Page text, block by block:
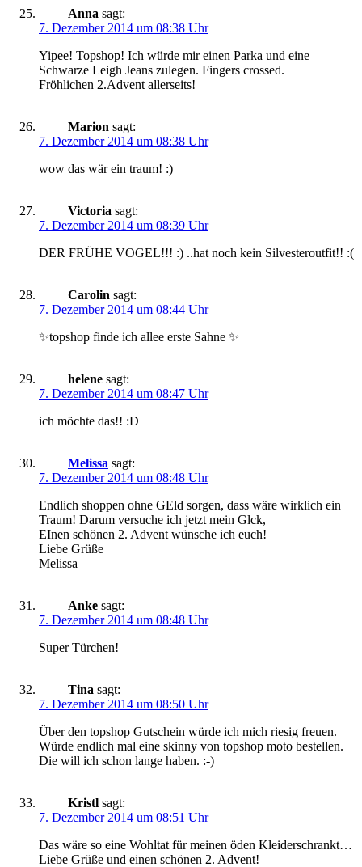
Anna sagt:
7. Dezember 2014 um 08:38 Uhr
Yipee! Topshop! Ich würde mir einen Parka und eine
Schwarze Leigh Jeans zulegen. Fingers crossed.
Fröhlichen 2.Advent allerseits!
Marion sagt:
7. Dezember 2014 um 08:38 Uhr
wow das wär ein traum! :)
Victoria sagt:
7. Dezember 2014 um 08:39 Uhr
DER FRÜHE VOGEL!!! :) ..hat noch kein Silvesteroutfit!! :(
Carolin sagt:
7. Dezember 2014 um 08:44 Uhr
✨topshop finde ich allee erste Sahne ✨
helene sagt:
7. Dezember 2014 um 08:47 Uhr
ich möchte das!! :D
Melissa sagt:
7. Dezember 2014 um 08:48 Uhr
Endlich shoppen ohne GEld sorgen, dass wäre wirklich ein
Traum! Darum versuche ich jetzt mein Glck,
EInen schönen 2. Advent wünsche ich euch!
Liebe Grüße
Melissa
Anke sagt:
7. Dezember 2014 um 08:48 Uhr
Super Türchen!
Tina sagt:
7. Dezember 2014 um 08:50 Uhr
Über den topshop Gutschein würde ich mich riesig freuen.
Würde endlich mal eine skinny von topshop moto bestellen.
Die will ich schon lange haben. :-)
Kristl sagt:
7. Dezember 2014 um 08:51 Uhr
Das wäre so eine Wohltat für meinen öden Kleiderschrankt…
Liebe Grüße und einen schönen 2. Advent!